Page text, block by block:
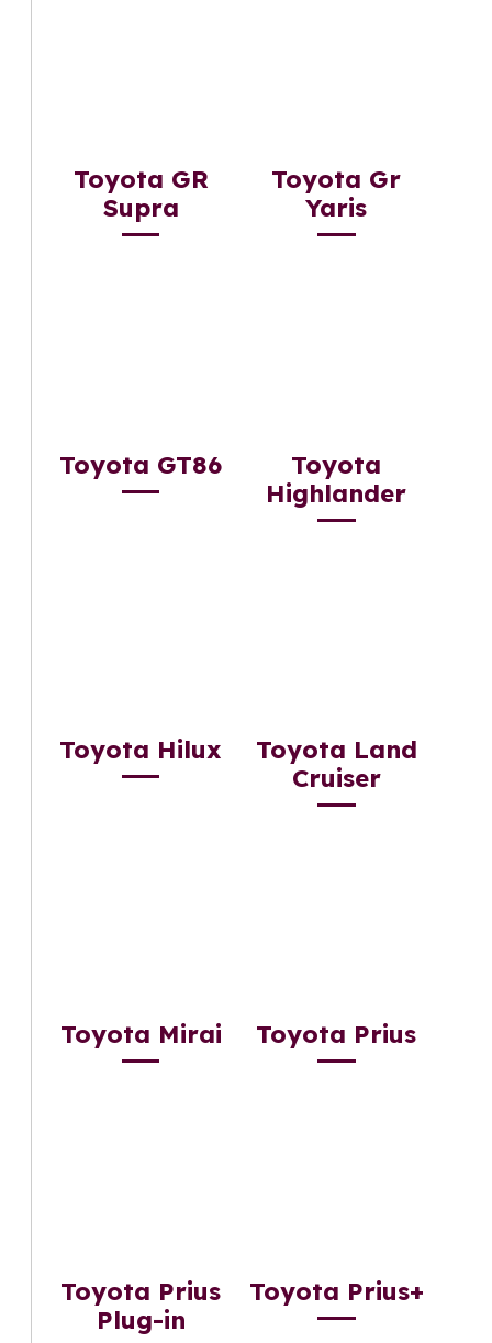
Toyota GR
Supra
Toyota Gr
Yaris
Toyota GT86
Toyota
Highlander
Toyota Hilux
Toyota Land
Cruiser
Toyota Mirai Toyota Prius
Toyota Prius
Plug-in
Toyota Prius+